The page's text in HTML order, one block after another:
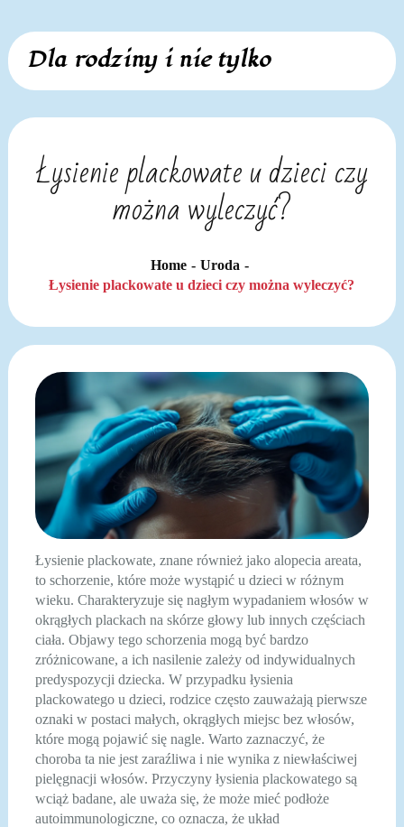
Skip
content
Dla rodziny i nie tylko
Łysienie plackowate u dzieci czy
można wyleczyć?
Home
Uroda
Łysienie plackowate u dzieci czy można wyleczyć?
Łysienie plackowate, znane również jako alopecia areata,
to schorzenie, które może wystąpić u dzieci w różnym
wieku. Charakteryzuje się nagłym wypadaniem włosów w
okrągłych plackach na skórze głowy lub innych częściach
ciała. Objawy tego schorzenia mogą być bardzo
zróżnicowane, a ich nasilenie zależy od indywidualnych
predyspozycji dziecka. W przypadku łysienia
plackowatego u dzieci, rodzice często zauważają pierwsze
oznaki w postaci małych, okrągłych miejsc bez włosów,
które mogą pojawić się nagle. Warto zaznaczyć, że
choroba ta nie jest zaraźliwa i nie wynika z niewłaściwej
pielęgnacji włosów. Przyczyny łysienia plackowatego są
wciąż badane, ale uważa się, że może mieć podłoże
autoimmunologiczne, co oznacza, że układ